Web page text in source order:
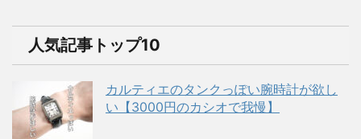
人気記事トップ10
カルティエのタンクっぽい腕時計が欲し
い【3000円のカシオで我慢】